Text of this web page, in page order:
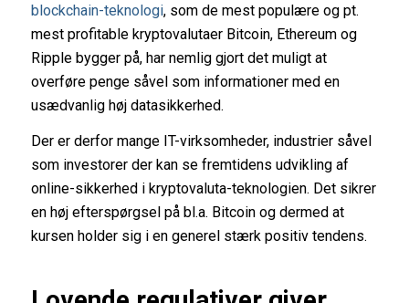
blockchain-teknologi, som de mest populære og pt.
mest profitable kryptovalutaer Bitcoin, Ethereum og
Ripple bygger på, har nemlig gjort det muligt at
overføre penge såvel som informationer med en
usædvanlig høj datasikkerhed.
Der er derfor mange IT-virksomheder, industrier såvel
som investorer der kan se fremtidens udvikling af
online-sikkerhed i kryptovaluta-teknologien. Det sikrer
en høj efterspørgsel på bl.a. Bitcoin og dermed at
kursen holder sig i en generel stærk positiv tendens.